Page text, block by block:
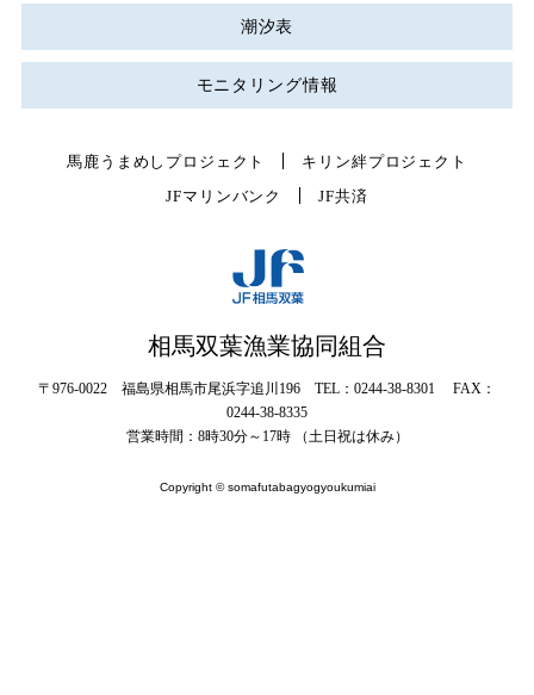
潮汐表
モニタリング情報
馬鹿うまめしプロジェクト
キリン絆プロジェクト
JFマリンバンク
JF共済
相馬双葉漁業協同組合
〒976-0022 福島県相馬市尾浜字追川196 TEL：0244-38-8301 FAX：
0244-38-8335
営業時間：8時30分～17時 （土日祝は休み）
Copyright © somafutabagyogyoukumiai